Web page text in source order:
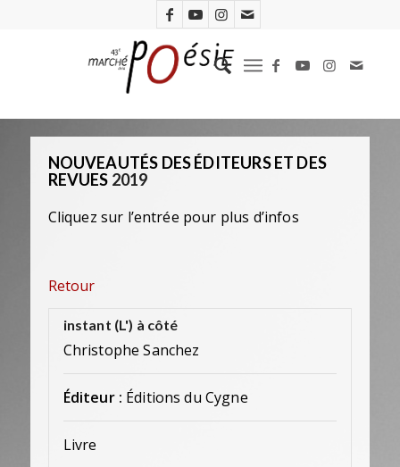
NOUVEAUTÉS DES ÉDITEURS ET DES
REVUES 2019
Cliquez sur l’entrée pour plus d’infos
Retour
instant (L') à côté
Christophe Sanchez
Éditeur : Éditions du Cygne
Livre